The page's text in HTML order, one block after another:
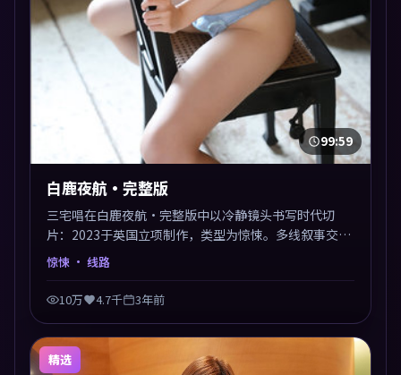
99:59
白鹿夜航·完整版
三宅唱在白鹿夜航·完整版中以冷静镜头书写时代切
片：2023于英国立项制作，类型为惊悚。多线叙事交汇
于终局，真相与救赎并行，适合喜欢细读表演的影迷。
惊悚 · 线路
10万 4.7千 3年前
精选